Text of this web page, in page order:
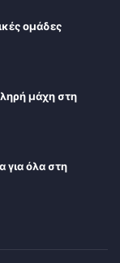
ομάδες
μάχη στη
για όλα στη